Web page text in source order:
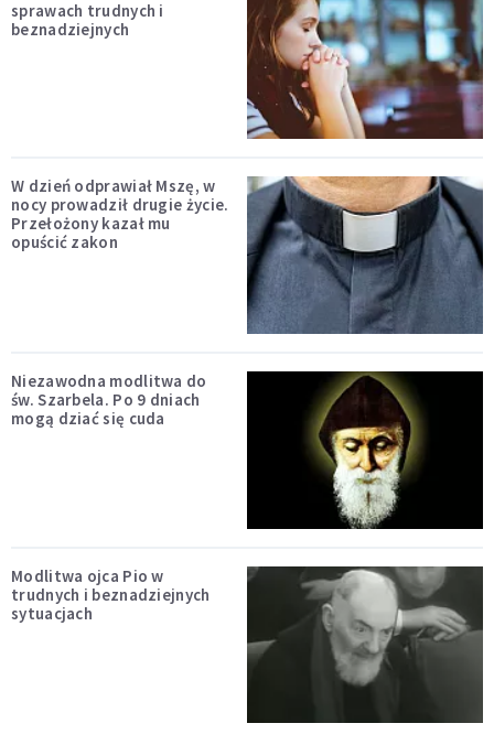
sprawach trudnych i
beznadziejnych
W dzień odprawiał Mszę, w
nocy prowadził drugie życie.
Przełożony kazał mu
opuścić zakon
Niezawodna modlitwa do
św. Szarbela. Po 9 dniach
mogą dziać się cuda
Modlitwa ojca Pio w
trudnych i beznadziejnych
sytuacjach